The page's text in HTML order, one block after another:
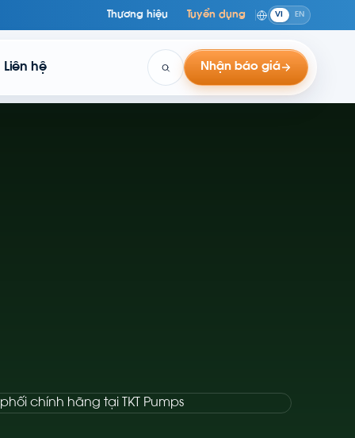
Thương hiệu Tuyển dụng VI EN
Liên hệ Nhận báo giá